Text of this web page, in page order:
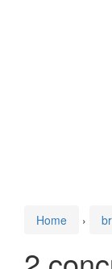
Home ›